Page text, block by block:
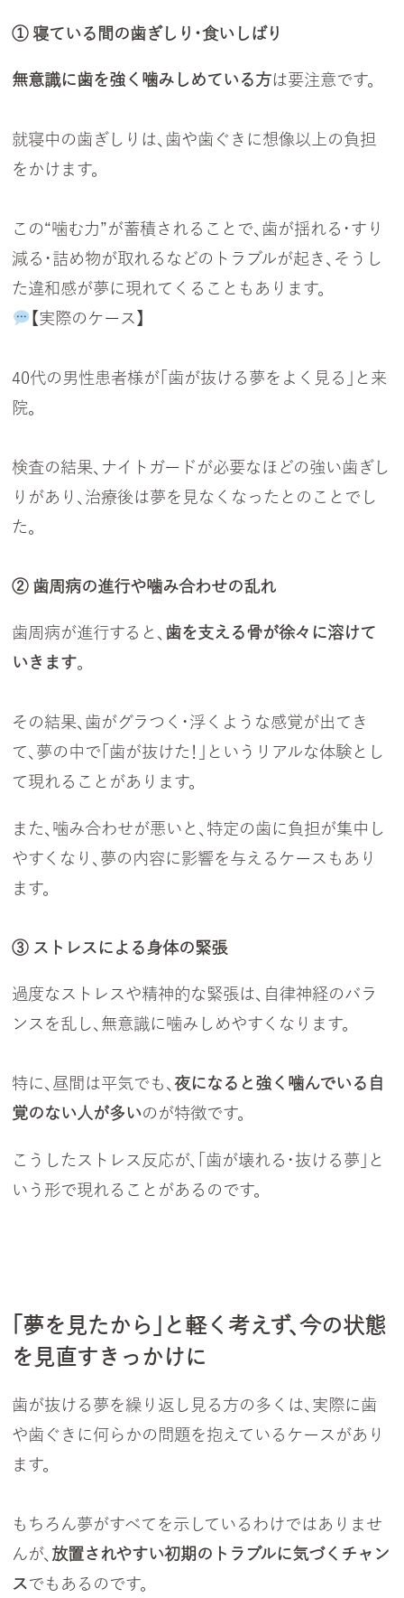
① 寝ている間の歯ぎしり・食いしばり
無意識に歯を強く噛みしめている方は要注意です。
就寝中の歯ぎしりは、歯や歯ぐきに想像以上の負担
をかけます。
この“噛む力”が蓄積されることで、歯が揺れる・すり
減る・詰め物が取れるなどのトラブルが起き、そうし
た違和感が夢に現れてくることもあります。
【実際のケース】
40代の男性患者様が「歯が抜ける夢をよく見る」と来
院。
検査の結果、ナイトガードが必要なほどの強い歯ぎし
りがあり、治療後は夢を見なくなったとのことでし
た。
② 歯周病の進行や噛み合わせの乱れ
歯周病が進行すると、 歯を支える骨が徐々に溶けて
いきます。
その結果、歯がグラつく・浮くような感覚が出てき
て、夢の中で「歯が抜けた！」というリアルな体験とし
て現れることがあります。
また、噛み合わせが悪いと、特定の歯に負担が集中し
やすくなり、夢の内容に影響を与えるケースもあり
ます。
③ ストレスによる身体の緊張
過度なストレスや精神的な緊張は、自律神経のバラ
ンスを乱し、無意識に噛みしめやすくなります。
特に、昼間は平気でも、夜になると強く噛んでいる自
覚のない人が多いのが特徴です。
こうしたストレス反応が、「歯が壊れる・抜ける夢」と
いう形で現れることがあるのです。
「夢を見たから」と軽く考えず、今の状態
を見直すきっかけに
歯が抜ける夢を繰り返し見る方の多くは、実際に歯
や歯ぐきに何らかの問題を抱えているケースがあり
ます。
もちろん夢がすべてを示しているわけではありませ
んが、 放置されやすい初期のトラブルに気づくチャン
スでもあるのです。